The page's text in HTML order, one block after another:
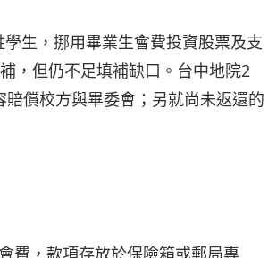
生，挪用畢業生會費投資股票及支
，但仍不足填補缺口。台中地院2
償校方與畢委會；另就尚未返還的
費，款項存放於保險箱或郵局專